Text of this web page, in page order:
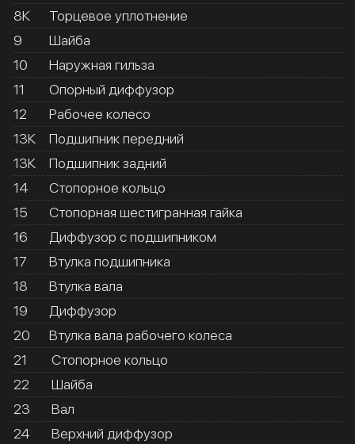
8К
Торцевое уплотнение
9
Шайба
10
Наружная гильза
11
Опорный диффузор
12
Рабочее колесо
13К
Подшипник передний
13К
Подшипник задний
14
Стопорное кольцо
15
Стопорная шестигранная гайка
16
Диффузор с подшипником
17
Втулка подшипника
18
Втулка вала
19
Диффузор
20
Втулка вала рабочего колеса
21
Стопорное кольцо
22
Шайба
23
Вал
24
Верхний диффузор